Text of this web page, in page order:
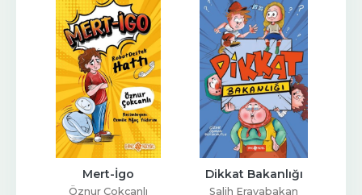
Mert-İgo
Öznur Çokcanlı
Dikkat Bakanlığı
Salih Erayabakan